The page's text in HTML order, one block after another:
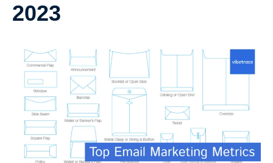
2023